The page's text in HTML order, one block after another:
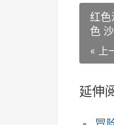
红色
色
« 上
延伸